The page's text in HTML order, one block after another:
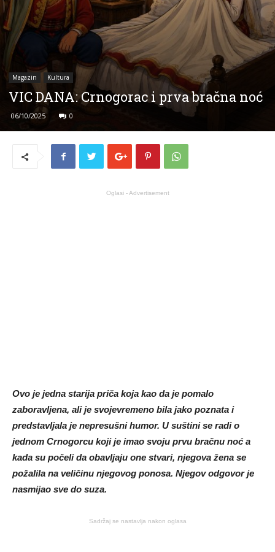
Magazin Kultura
VIC DANA: Crnogorac i prva bračna noć
06/10/2025 0
Oglasi - Advertisement
Ovo je jedna starija priča koja kao da je pomalo
zaboravljena, ali je svojevremeno bila jako poznata i
predstavljala je nepresušni humor. U suštini se radi o
jednom Crnogorcu koji je imao svoju prvu bračnu noć a
kada su počeli da obavljaju one stvari, njegova žena se
požalila na veličinu njegovog ponosa. Njegov odgovor je
nasmijao sve do suza.
Sadržaj se nastavlja nakon oglasa